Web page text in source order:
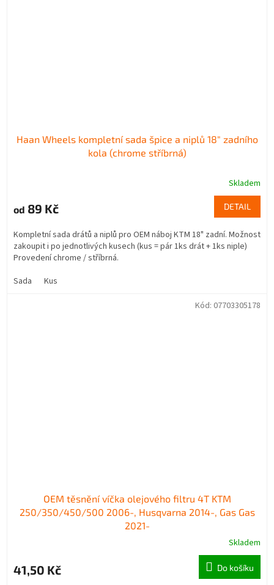
Haan Wheels kompletní sada špice a niplů 18" zadního
kola (chrome stříbrná)
Skladem
od 89 Kč DETAIL
Kompletní sada drátů a niplů pro OEM náboj KTM 18" zadní. Možnost
zakoupit i po jednotlivých kusech (kus = pár 1ks drát + 1ks niple)
Provedení chrome / stříbrná.
Sada
Kus
OEM těsnění víčka olejového filtru 4T KTM
250/350/450/500 2006-, Husqvarna 2014-, Gas Gas
2021-
Skladem
41,50 Kč Do košíku
Kód: 07703305178